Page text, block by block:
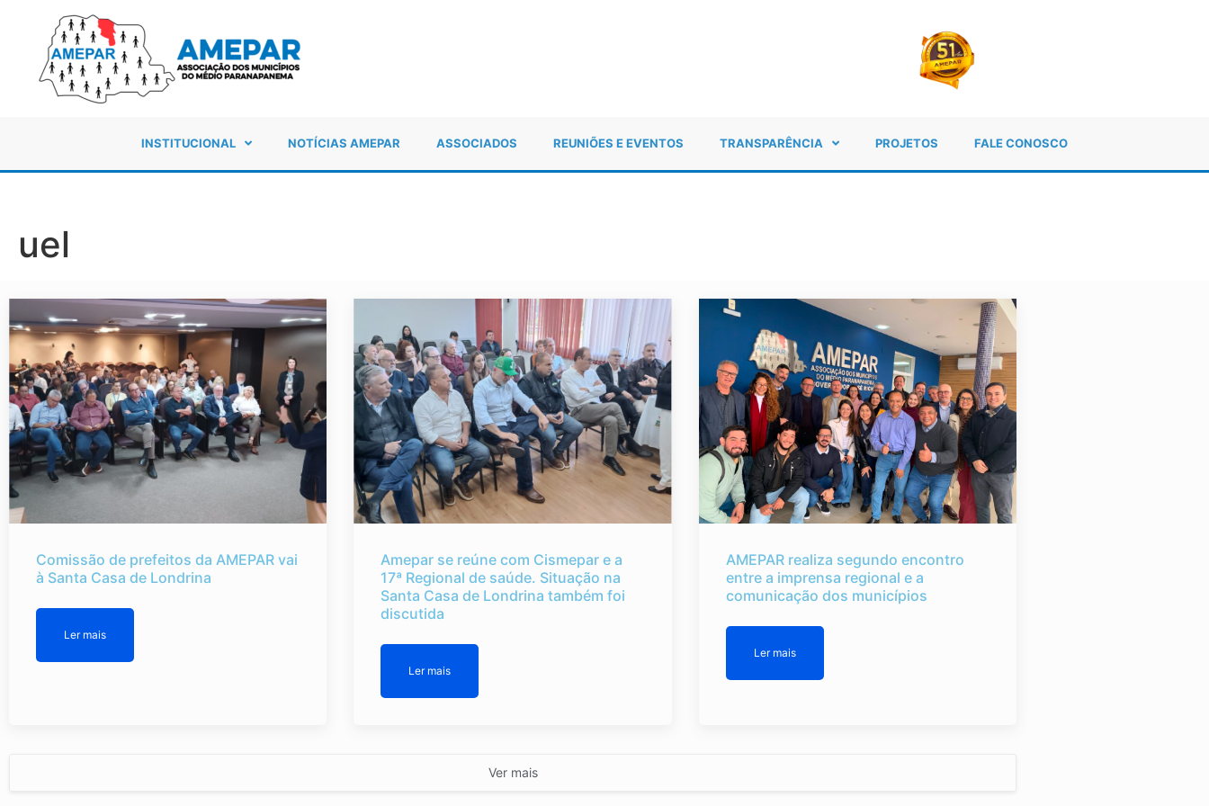
INSTITUCIONAL NOTÍCIAS AMEPAR ASSOCIADOS REUNIÕES E EVENTOS TRANSPARÊNCIA PROJETOS FALE CONOSCO
uel
Comissão de prefeitos da AMEPAR vai
à Santa Casa de Londrina
Ler mais
Amepar se reúne com Cismepar e a
17ª Regional de saúde. Situação na
Santa Casa de Londrina também foi
discutida
Ler mais
AMEPAR realiza segundo encontro
entre a imprensa regional e a
comunicação dos municípios
Ler mais
Ver mais